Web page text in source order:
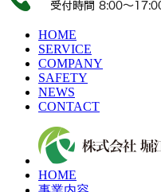
HOME
SERVICE
COMPANY
SAFETY
NEWS
CONTACT
HOME